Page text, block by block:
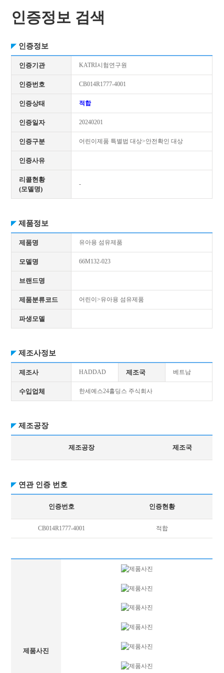
인증정보 검색
인증정보
인증기관 KATRI시험연구원
인증번호 CB014R1777-4001
인증상태 적합
인증일자 20240201
인증구분 어린이제품 특별법 대상>안전확인 대상
인증사유
리콜현황
(모델명)
-
제품정보
제품명 유아용 섬유제품
모델명 66M132-023
브랜드명
제품분류코드 어린이>유아용 섬유제품
파생모델
제조사정보
제조사 HADDAD 제조국 베트남
수입업체 한세예스24홀딩스 주식회사
제조공장
제조공장 제조국
연관 인증 번호
인증번호 인증현황
CB014R1777-4001 적합
제품사진